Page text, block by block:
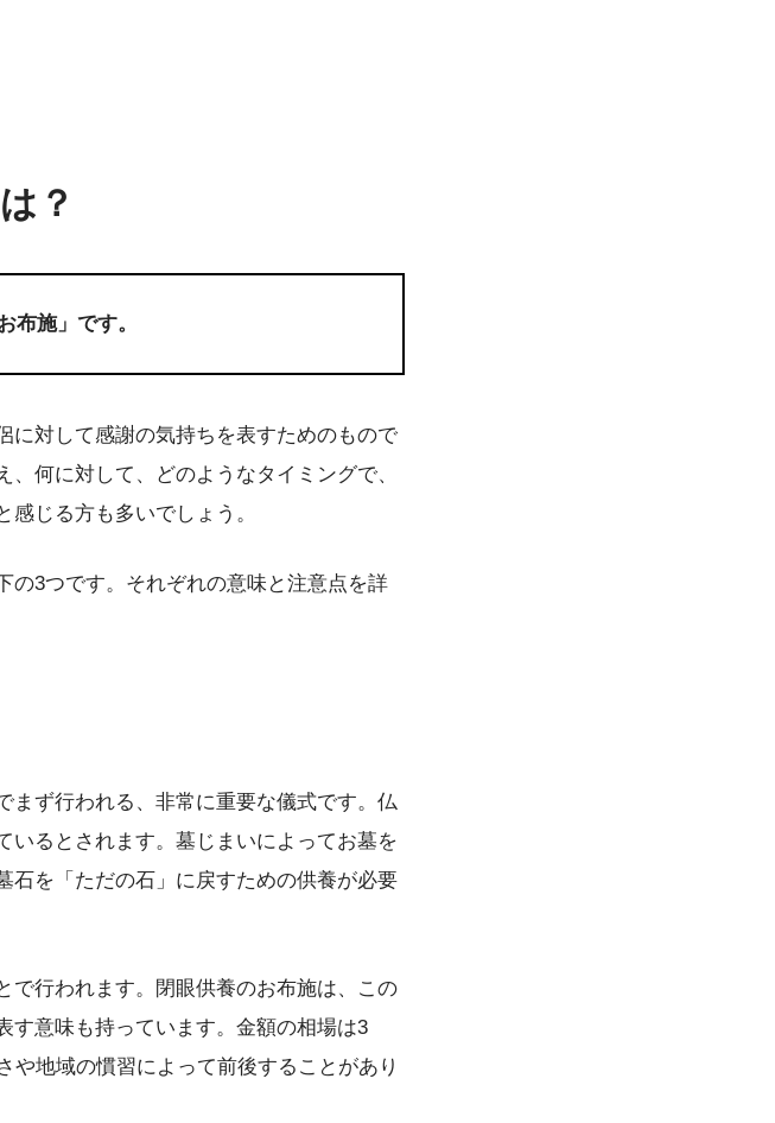
？
布施」です。
に対して感謝の気持ちを表すためのもので
何に対して、どのようなタイミングで、
じる方も多いでしょう。
の3つです。それぞれの意味と注意点を詳
まず行われる、非常に重要な儀式です。仏
いるとされます。墓じまいによってお墓を
石を「ただの石」に戻すための供養が必要
で行われます。閉眼供養のお布施は、この
す意味も持っています。金額の相場は3
や地域の慣習によって前後することがあり